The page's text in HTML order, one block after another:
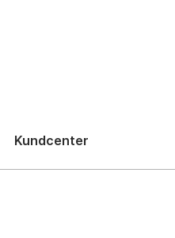
Kundcenter